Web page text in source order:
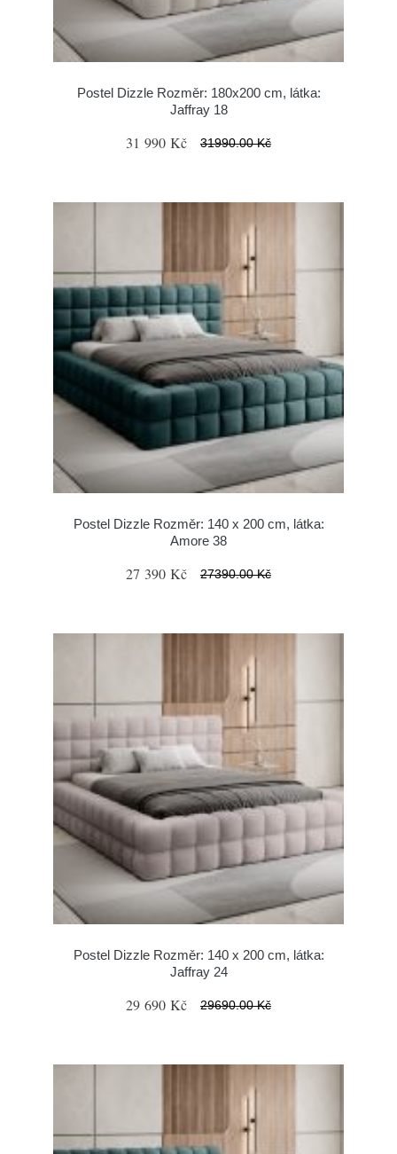
Postel Dizzle Rozměr: 180x200 cm, látka:
Jaffray 18
31 990 Kč 31990.00 Kč
Postel Dizzle Rozměr: 140 x 200 cm, látka:
Amore 38
27 390 Kč 27390.00 Kč
Postel Dizzle Rozměr: 140 x 200 cm, látka:
Jaffray 24
29 690 Kč 29690.00 Kč